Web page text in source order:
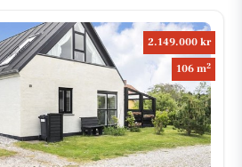
2.149.000 kr
106 m2